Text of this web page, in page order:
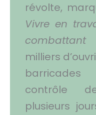
révolte,
Vivre en
combattant
milliers
contrôle
plusieurs